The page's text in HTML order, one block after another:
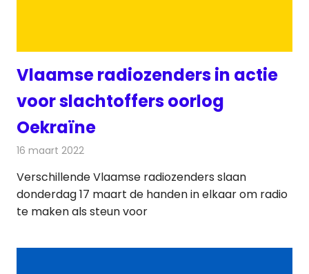
Vlaamse radiozenders in actie
voor slachtoffers oorlog
Oekraïne
16 maart 2022
Verschillende Vlaamse radiozenders slaan
donderdag 17 maart de handen in elkaar om radio
te maken als steun voor